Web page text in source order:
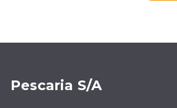
Pescaria S/A